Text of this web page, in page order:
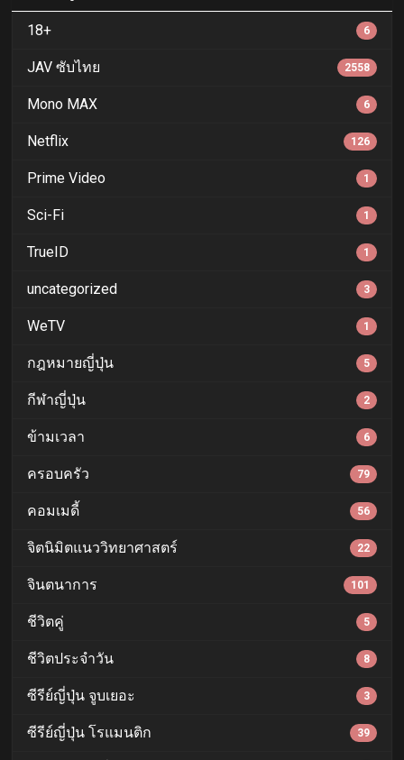
18+ 6
JAV ซับไทย 2558
Mono MAX 6
Netflix 126
Prime Video 1
Sci-Fi 1
TrueID 1
uncategorized 3
WeTV 1
กฎหมายญี่ปุ่น 5
กีฬาญี่ปุ่น 2
ข้ามเวลา 6
ครอบครัว 79
คอมเมดี้ 56
จิตนิมิตแนววิทยาศาสตร์ 22
จินตนาการ 101
ชีวิตคู่ 5
ชีวิตประจำวัน 8
ซีรีย์ญี่ปุ่น จูบเยอะ 3
ซีรีย์ญี่ปุ่น โรแมนติก 39